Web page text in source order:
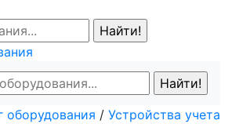
оборудования / Устройства учета